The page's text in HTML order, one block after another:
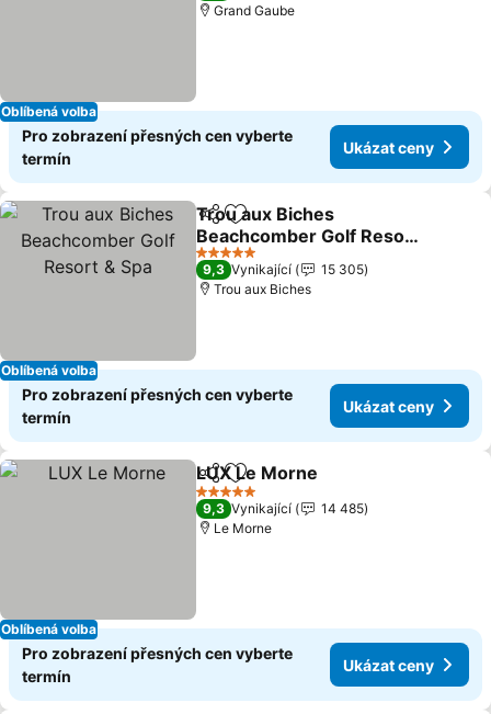
Oblíbená volba
Grand Gaube
Pro zobrazení přesných cen vyberte
termín
Ukázat ceny
Oblíbená volba
SdíletPřidat na seznam oblíbených
Trou aux Biches
Beachcomber Golf Resort
& Spa
Ukázat ceny
5 Počet hvězdiček
9,3 Vynikající
15 305
Trou aux Biches
Pro zobrazení přesných cen vyberte
termín
Ukázat ceny
Oblíbená volba
SdíletPřidat na seznam oblíbených
LUX Le Morne
5 Počet hvězdiček
9,3 Vynikající
14 485
Le Morne
Pro zobrazení přesných cen vyberte
termín
Ukázat ceny